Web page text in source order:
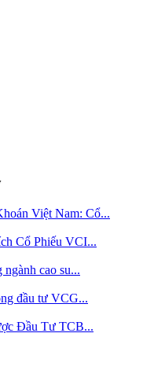
Việt Nam: Cổ...
Cổ Phiếu VCI...
cao su...
đầu tư VCG...
Đầu Tư TCB...